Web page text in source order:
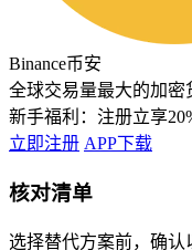
Binance币安
全球交易量最大的加
新手福利： 注册立享
立即注册 APP下载
核对清单
选择替代方案前，确认